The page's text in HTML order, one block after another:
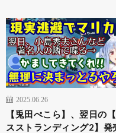
2025.06.26
【兎田ぺこら】、翌日の
スストランディング2】発